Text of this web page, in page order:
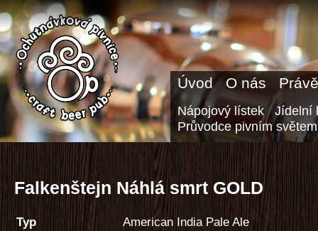
Úvod O nás
Nápojový lístek
Jídelní
Průvodce pivním světem
Falkenštejn Náhlá smrt GOLD
Typ
American India Pale Ale